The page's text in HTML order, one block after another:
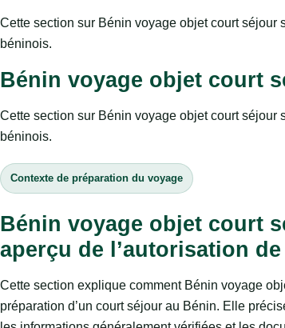
Cette section sur Bénin voyage objet court séjour
béninois.
Bénin voyage objet court
Cette section sur Bénin voyage objet court séjour
béninois.
Contexte de préparation du voyage
Bénin voyage objet court
aperçu de l’autorisation
Cette section explique comment Bénin voyage
préparation d’un court séjour au Bénin. Elle